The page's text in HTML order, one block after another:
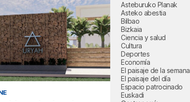
Asteburuko Planak
Asteko abestia
Bilbao
Bizkaia
Ciencia y salud
Cultura
Deportes
Economía
El paisaje de la semana
El paisaje del día
Espacio patrocinado
Euskadi